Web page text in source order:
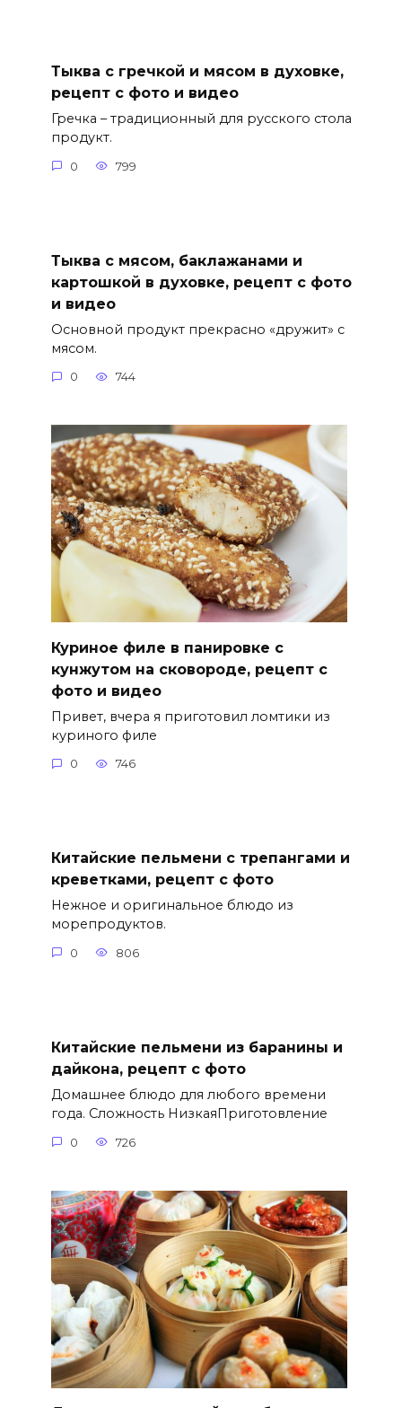
Тыква с гречкой и мясом в духовке,
рецепт с фото и видео
Гречка – традиционный для русского стола
продукт.
0 799
Тыква с мясом, баклажанами и
картошкой в духовке, рецепт с фото
и видео
Основной продукт прекрасно «дружит» с
мясом.
0 744
Куриное филе в панировке с
кунжутом на сковороде, рецепт с
фото и видео
Привет, вчера я приготовил ломтики из
куриного филе
0 746
Китайские пельмени с трепангами и
креветками, рецепт с фото
Нежное и оригинальное блюдо из
морепродуктов.
0 806
Китайские пельмени из баранины и
дайкона, рецепт с фото
Домашнее блюдо для любого времени
года. Сложность НизкаяПриготовление
0 726